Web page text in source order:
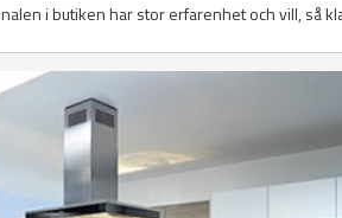
i butiken har stor erfarenhet och vill, så